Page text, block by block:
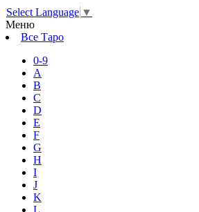
Select Language ▼
Меню
Все Таро
0-9
A
B
C
D
E
F
G
H
I
J
K
L